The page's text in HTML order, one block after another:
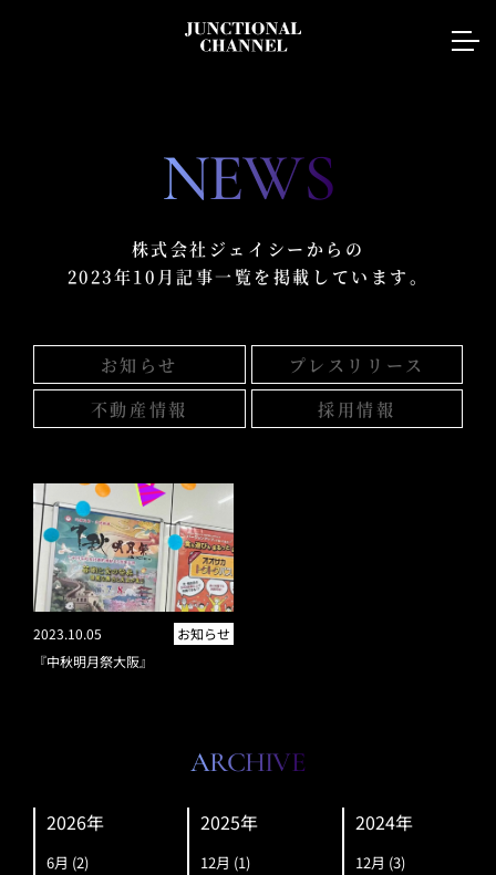
NEWS
株式会社ジェイシーからの
2023年10月記事一覧を掲載しています。
お知らせ
プレスリリース
不動産情報
採用情報
2023.10.05
お知らせ
『中秋明月祭大阪』
ARCHIVE
2026年
6月 (2)
2025年
12月 (1)
2024年
12月 (3)